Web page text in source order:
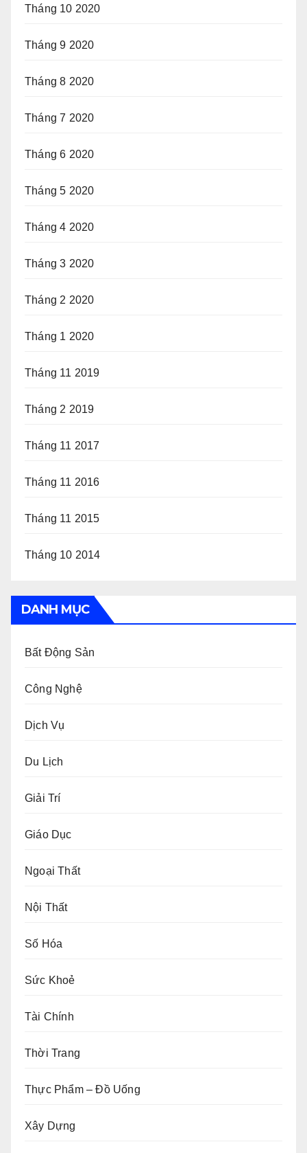
Tháng 10 2020
Tháng 9 2020
Tháng 8 2020
Tháng 7 2020
Tháng 6 2020
Tháng 5 2020
Tháng 4 2020
Tháng 3 2020
Tháng 2 2020
Tháng 1 2020
Tháng 11 2019
Tháng 2 2019
Tháng 11 2017
Tháng 11 2016
Tháng 11 2015
Tháng 10 2014
DANH MỤC
Bất Động Sản
Công Nghệ
Dịch Vụ
Du Lịch
Giải Trí
Giáo Dục
Ngoại Thất
Nội Thất
Số Hóa
Sức Khoẻ
Tài Chính
Thời Trang
Thực Phẩm – Đồ Uống
Xây Dựng